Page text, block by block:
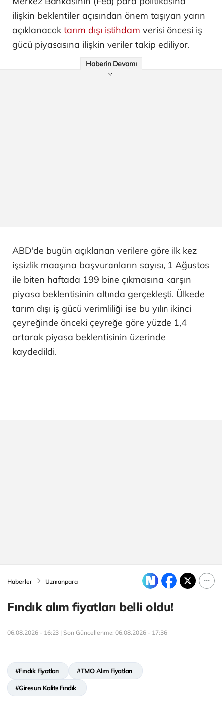
ilişkin beklentiler açısından önem taşıyan yarın
açıklanacak tarım dışı istihdam verisi öncesi iş
gücü piyasasına ilişkin veriler takip ediliyor.
Haberin Devamı
ABD'de bugün açıklanan verilere göre ilk kez
işsizlik maaşına başvuranların sayısı, 1 Ağustos
ile biten haftada 199 bine çıkmasına karşın
piyasa beklentisinin altında gerçekleşti. Ülkede
tarım dışı iş gücü verimliliği ise bu yılın ikinci
çeyreğinde önceki çeyreğe göre yüzde 1,4
artarak piyasa beklentisinin üzerinde
kaydedildi.
Haberler Uzmanpara
Fındık alım fiyatları belli oldu!
06.08.2026 - 16:23 | Son Güncellenme: 06.08.2026 - 17:36
#Fındık Fiyatları #TMO Alım Fiyatları
#Giresun Kalite Fındık